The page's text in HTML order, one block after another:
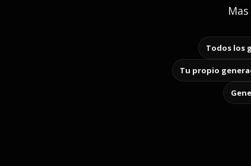
Todos los
Tu propio